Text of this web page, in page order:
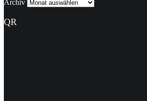
Archiv
QR